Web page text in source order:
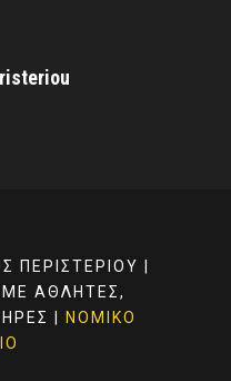
ΠΕΡΙΣΤΕΡΊΟΥ |
ΑΘΛΗΤΈΣ,
|
ΝΟΜΙΚΌ